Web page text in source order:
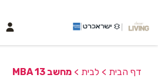
דף הבית > לבית > מחשב MBA 13